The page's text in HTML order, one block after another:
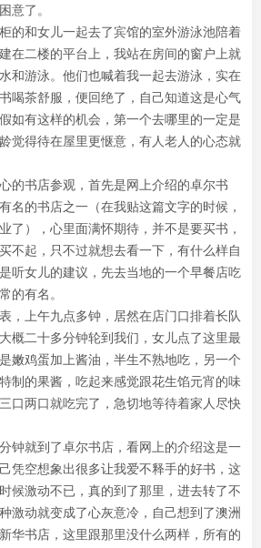
意了。
的和女儿一起去了宾馆的室外游泳池陪着
在二楼的平台上，我站在房间的窗户上就
和游泳。他们也喊着我一起去游泳，实在
喝茶舒服，便回绝了，自己知道这是心气
如有这样的机会，第一个去哪里的一定是
觉得待在屋里更惬意，有人老人的心态就
的书店参观，首先是网上介绍的卓尔书
名的书店之一（在我贴这篇文字的时候，
了），心里面满怀期待，并不是要买书，
不起，只不过就想去看一下，有什么样自
听女儿的建议，先去当地的一个早餐店吃
的有名。
，上午九点多钟，居然在店门口排着长队
概二十多分钟轮到我们，女儿点了这里最
嫩鸡蛋加上酱油，半生不熟地吃，另一个
制的果酱，吃起来感觉跟花生馅元宵的味
口两口就吃完了，急切地等待着家人尽快
钟就到了卓尔书店，看网上的介绍这是一
凭空想象出很多让我爱不释手的好书，这
候激动不已，真的到了那里，进去转了不
激动就变成了心灰意冷，自己想到了澳洲
华书店，这里跟那里没什么两样，所有的